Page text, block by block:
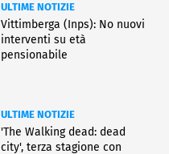
ULTIME NOTIZIE
Vittimberga (Inps): No nuovi
interventi su età
pensionabile
ULTIME NOTIZIE
'The Walking dead: dead
city', terza stagione con